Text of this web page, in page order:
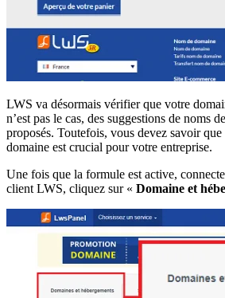
LWS va désormais vérifier que votre
n’est pas le cas, des suggestions de noms
proposés. Toutefois, vous devez savoir
domaine est crucial pour votre entreprise.
Une fois que la formule est active,
client LWS, cliquez sur « Domaine et